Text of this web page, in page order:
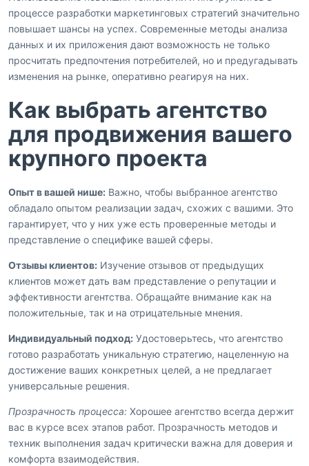
процессе разработки маркетинговых стратегий значительно
повышает шансы на успех. Современные методы анализа
данных и их приложения дают возможность не только
просчитать предпочтения потребителей, но и предугадывать
изменения на рынке, оперативно реагируя на них.
Как выбрать агентство
для продвижения вашего
крупного проекта
Опыт в вашей нише: Важно, чтобы выбранное агентство
обладало опытом реализации задач, схожих с вашими. Это
гарантирует, что у них уже есть проверенные методы и
представление о специфике вашей сферы.
Отзывы клиентов: Изучение отзывов от предыдущих
клиентов может дать вам представление о репутации и
эффективности агентства. Обращайте внимание как на
положительные, так и на отрицательные мнения.
Индивидуальный подход: Удостоверьтесь, что агентство
готово разработать уникальную стратегию, нацеленную на
достижение ваших конкретных целей, а не предлагает
универсальные решения.
Прозрачность процесса: Хорошее агентство всегда держит
вас в курсе всех этапов работ. Прозрачность методов и
техник выполнения задач критически важна для доверия и
комфорта взаимодействия.